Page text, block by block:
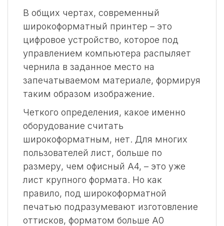
В общих чертах, современный
широкоформатный принтер – это
цифровое устройство, которое под
управлением компьютера распыляет
чернила в заданное место на
запечатываемом материале, формируя
таким образом изображение.
Четкого определения, какое именно
оборудование считать
широкоформатным, нет. Для многих
пользователей лист, больше по
размеру, чем офисный А4, – это уже
лист крупного формата. Но как
правило, под широкоформатной
печатью подразумевают изготовление
оттисков, форматом больше А0